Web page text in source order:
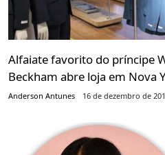
Alfaiate favorito do príncipe
Beckham abre loja em Nova
Anderson Antunes 16 de dezembro de